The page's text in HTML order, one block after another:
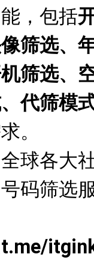
，包括
筛选、
筛选、
代筛模
。
球各大
码筛选
t.me/